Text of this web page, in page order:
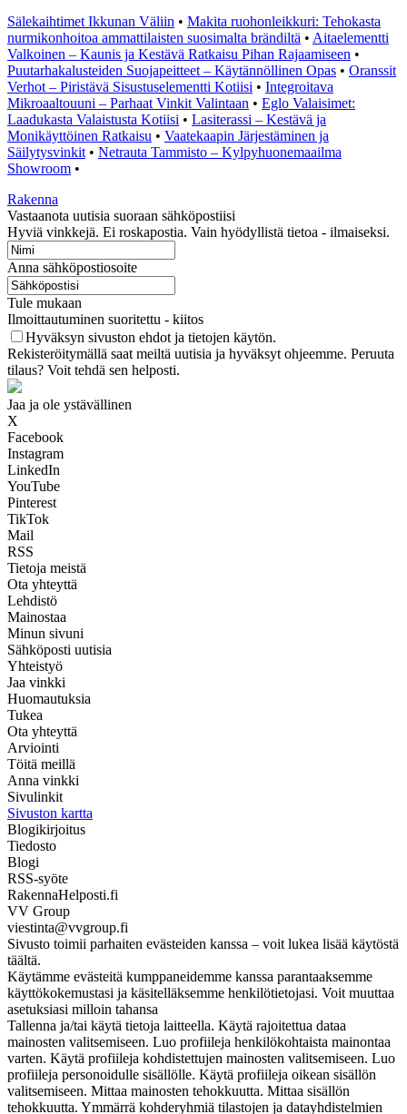
Sälekaihtimet Ikkunan Väliin • Makita ruohonleikkuri: Tehokasta
nurmikonhoitoa ammattilaisten suosimalta brändiltä • Aitaelementti
Valkoinen – Kaunis ja Kestävä Ratkaisu Pihan Rajaamiseen •
Puutarhakalusteiden Suojapeitteet – Käytännöllinen Opas • Oranssit
Verhot – Piristävä Sisustuselementti Kotiisi • Integroitava
Mikroaaltouuni – Parhaat Vinkit Valintaan • Eglo Valaisimet:
Laadukasta Valaistusta Kotiisi • Lasiterassi – Kestävä ja
Monikäyttöinen Ratkaisu • Vaatekaapin Järjestäminen ja
Säilytysvinkit • Netrauta Tammisto – Kylpyhuonemaailma
Showroom •
Rakenna
Vastaanota uutisia suoraan sähköpostiisi
Hyviä vinkkejä. Ei roskapostia. Vain hyödyllistä tietoa - ilmaiseksi.
Anna sähköpostiosoite
Tule mukaan
Ilmoittautuminen suoritettu - kiitos
Hyväksyn sivuston ehdot ja tietojen käytön.
Rekisteröitymällä saat meiltä uutisia ja hyväksyt ohjeemme. Peruuta
tilaus? Voit tehdä sen helposti.
Jaa ja ole ystävällinen
X
Facebook
Instagram
LinkedIn
YouTube
Pinterest
TikTok
Mail
RSS
Tietoja meistä
Ota yhteyttä
Lehdistö
Mainostaa
Minun sivuni
Sähköposti uutisia
Yhteistyö
Jaa vinkki
Huomautuksia
Tukea
Ota yhteyttä
Arviointi
Töitä meillä
Anna vinkki
Sivulinkit
Sivuston kartta
Blogikirjoitus
Tiedosto
Blogi
RSS-syöte
RakennaHelposti.fi
VV Group
viestinta@vvgroup.fi
Sivusto toimii parhaiten evästeiden kanssa – voit lukea lisää käytöstä
täältä.
Käytämme evästeitä kumppaneidemme kanssa parantaaksemme
käyttökokemustasi ja käsitelläksemme henkilötietojasi. Voit muuttaa
asetuksiasi milloin tahansa
Tallenna ja/tai käytä tietoja laitteella. Käytä rajoitettua dataa
mainosten valitsemiseen. Luo profiileja henkilökohtaista mainontaa
varten. Käytä profiileja kohdistettujen mainosten valitsemiseen. Luo
profiileja personoidulle sisällölle. Käytä profiileja oikean sisällön
valitsemiseen. Mittaa mainosten tehokkuutta. Mittaa sisällön
tehokkuutta. Ymmärrä kohderyhmiä tilastojen ja datayhdistelmien